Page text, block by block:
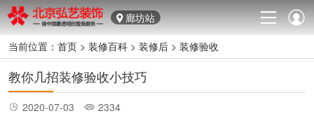
廊坊站
当前位置：首页 >装修百科 >装修后 >装修验收
教你几招装修验收小技巧
2020-07-03 2334